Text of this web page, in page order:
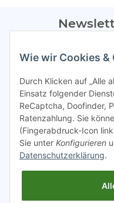
Bitte sendet mir
regelmäßig Infos zu
Gesetzliche Informationen
Wie wir Cookies &
Durch Klicken auf „Alle
Einsatz folgender
ReCaptcha, Doofinder,
Ratenzahlung. Sie
(Fingerabdruck-Icon
Sie unter Konfigurieren
Datenschutzerklärung.